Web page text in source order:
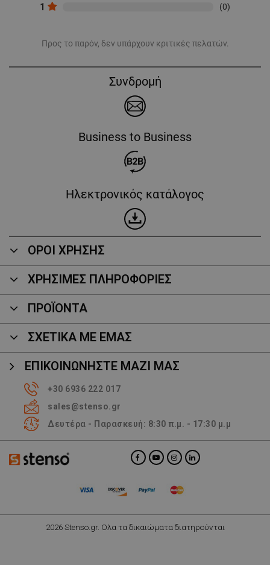
1 (0)
Προς το παρόν, δεν υπάρχουν κριτικές πελατών.
Συνδρομή
Business to Business
Ηλεκτρονικός κατάλογος
ΟΡΟΙ ΧΡΗΣΗΣ
ΧΡΗΣΙΜΕΣ ΠΛΗΡΟΦΟΡΙΕΣ
ΠΡΟΪΌΝΤΑ
ΣΧΕΤΙΚΑ ΜΕ ΕΜΑΣ
ΕΠΙΚΟΙΝΩΝΉΣΤΕ ΜΑΖΊ ΜΑΣ
+30 6936 222 017
sales@stenso.gr
Δευτέρα - Παρασκευή: 8:30 π.μ. - 17:30 μ.μ
2026 Stenso.gr. Ολα τα δικαιώματα διατηρούνται